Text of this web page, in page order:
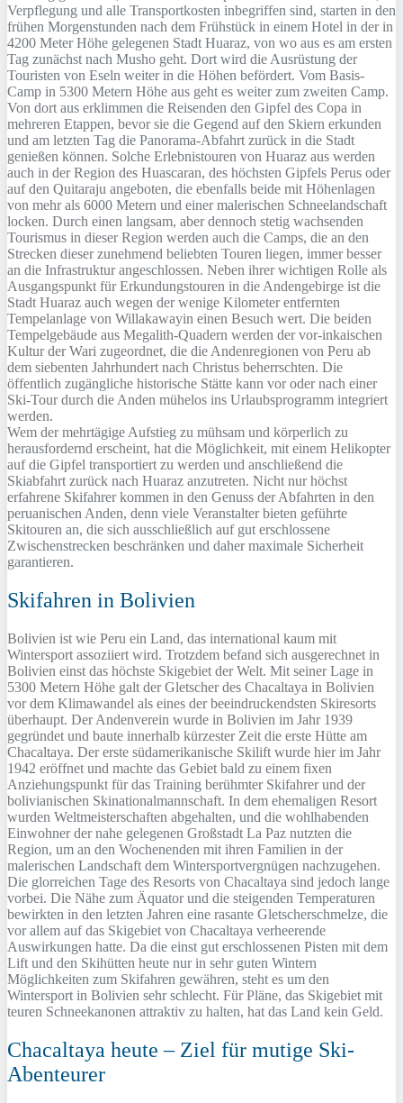
Verpflegung und alle Transportkosten inbegriffen sind, starten in den
frühen Morgenstunden nach dem Frühstück in einem Hotel in der in
4200 Meter Höhe gelegenen Stadt Huaraz, von wo aus es am ersten
Tag zunächst nach Musho geht. Dort wird die Ausrüstung der
Touristen von Eseln weiter in die Höhen befördert. Vom Basis-
Camp in 5300 Metern Höhe aus geht es weiter zum zweiten Camp.
Von dort aus erklimmen die Reisenden den Gipfel des Copa in
mehreren Etappen, bevor sie die Gegend auf den Skiern erkunden
und am letzten Tag die Panorama-Abfahrt zurück in die Stadt
genießen können. Solche Erlebnistouren von Huaraz aus werden
auch in der Region des Huascaran, des höchsten Gipfels Perus oder
auf den Quitaraju angeboten, die ebenfalls beide mit Höhenlagen
von mehr als 6000 Metern und einer malerischen Schneelandschaft
locken. Durch einen langsam, aber dennoch stetig wachsenden
Tourismus in dieser Region werden auch die Camps, die an den
Strecken dieser zunehmend beliebten Touren liegen, immer besser
an die Infrastruktur angeschlossen. Neben ihrer wichtigen Rolle als
Ausgangspunkt für Erkundungstouren in die Andengebirge ist die
Stadt Huaraz auch wegen der wenige Kilometer entfernten
Tempelanlage von Willakawayin einen Besuch wert. Die beiden
Tempelgebäude aus Megalith-Quadern werden der vor-inkaischen
Kultur der Wari zugeordnet, die die Andenregionen von Peru ab
dem siebenten Jahrhundert nach Christus beherrschten. Die
öffentlich zugängliche historische Stätte kann vor oder nach einer
Ski-Tour durch die Anden mühelos ins Urlaubsprogramm integriert
werden.
Wem der mehrtägige Aufstieg zu mühsam und körperlich zu
herausfordernd erscheint, hat die Möglichkeit, mit einem Helikopter
auf die Gipfel transportiert zu werden und anschließend die
Skiabfahrt zurück nach Huaraz anzutreten. Nicht nur höchst
erfahrene Skifahrer kommen in den Genuss der Abfahrten in den
peruanischen Anden, denn viele Veranstalter bieten geführte
Skitouren an, die sich ausschließlich auf gut erschlossene
Zwischenstrecken beschränken und daher maximale Sicherheit
garantieren.
Skifahren in Bolivien
Bolivien ist wie Peru ein Land, das international kaum mit
Wintersport assoziiert wird. Trotzdem befand sich ausgerechnet in
Bolivien einst das höchste Skigebiet der Welt. Mit seiner Lage in
5300 Metern Höhe galt der Gletscher des Chacaltaya in Bolivien
vor dem Klimawandel als eines der beeindruckendsten Skiresorts
überhaupt. Der Andenverein wurde in Bolivien im Jahr 1939
gegründet und baute innerhalb kürzester Zeit die erste Hütte am
Chacaltaya. Der erste südamerikanische Skilift wurde hier im Jahr
1942 eröffnet und machte das Gebiet bald zu einem fixen
Anziehungspunkt für das Training berühmter Skifahrer und der
bolivianischen Skinationalmannschaft. In dem ehemaligen Resort
wurden Weltmeisterschaften abgehalten, und die wohlhabenden
Einwohner der nahe gelegenen Großstadt La Paz nutzten die
Region, um an den Wochenenden mit ihren Familien in der
malerischen Landschaft dem Wintersportvergnügen nachzugehen.
Die glorreichen Tage des Resorts von Chacaltaya sind jedoch lange
vorbei. Die Nähe zum Äquator und die steigenden Temperaturen
bewirkten in den letzten Jahren eine rasante Gletscherschmelze, die
vor allem auf das Skigebiet von Chacaltaya verheerende
Auswirkungen hatte. Da die einst gut erschlossenen Pisten mit dem
Lift und den Skihütten heute nur in sehr guten Wintern
Möglichkeiten zum Skifahren gewähren, steht es um den
Wintersport in Bolivien sehr schlecht. Für Pläne, das Skigebiet mit
teuren Schneekanonen attraktiv zu halten, hat das Land kein Geld.
Chacaltaya heute – Ziel für mutige Ski-
Abenteurer